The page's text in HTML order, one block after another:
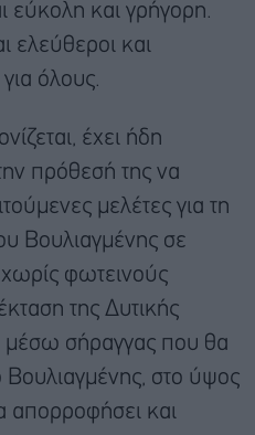
εύκολη και γρήγορη.
ελεύθεροι και
όλους.
έχει ήδη
πρόθεσή της να
μελέτες για τη
Βουλιαγμένης σε
φωτεινούς
της Δυτικής
μέσω σήραγγας που θα
στο ύψος
απορροφήσει και